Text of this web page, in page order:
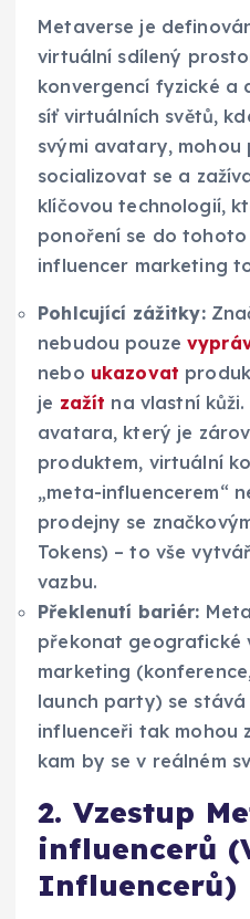
Metaverse je
virtuální sdílený
konvergencí fyzické a
síť virtuálních světů,
svými avatary,
socializovat se a
klíčovou technologií,
ponoření se do
influencer marketing
Pohlcující zážitky:
nebudou pouze
nebo ukazovat
je zažít na vlastní
avatara, který je
produktem, virtuální
„meta-influencerem“
prodejny se
Tokens) – to vše
vazbu.
Překlenutí bariér:
překonat geografické
marketing
launch party) se
influenceři tak mohou
kam by se v reálném
2. Vzestup
influencerů
Influencerů)